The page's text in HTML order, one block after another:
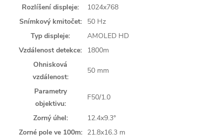
Rozlíšení displeje:
1024x768
Snímkový kmitočet:
50 Hz
Typ displeje:
AMOLED HD
Vzdálenost detekce:
1800m
Ohnisková
vzdálenost:
50 mm
Parametry
objektivu:
F50/1.0
Zorný úhel:
12.4x9.3°
Zorné pole ve 100m:
21.8x16.3 m